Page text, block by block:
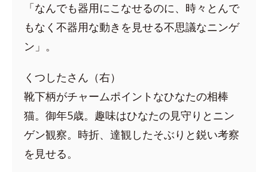
「なんでも器用にこなせるのに、時々とんで
もなく不器用な動きを見せる不思議なニンゲ
ン」。
くつしたさん（右）
靴下柄がチャームポイントなひなたの相棒
猫。御年5歳。趣味はひなたの見守りとニン
ゲン観察。時折、達観したそぶりと鋭い考察
を見せる。